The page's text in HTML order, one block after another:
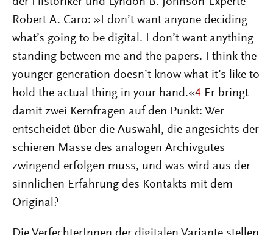
Robert A. Caro: »I don’t want anyone deciding
what’s going to be digital. I don’t want anything
standing between me and the papers. I think the
younger generation doesn’t know what it’s like to
hold the actual thing in your hand.«4 Er bringt
damit zwei Kernfragen auf den Punkt: Wer
entscheidet über die Auswahl, die angesichts der
schieren Masse des analogen Archivgutes
zwingend erfolgen muss, und was wird aus der
sinnlichen Erfahrung des Kontakts mit dem
Original?